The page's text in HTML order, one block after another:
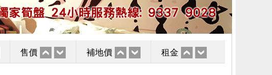
售價 補地價 租金